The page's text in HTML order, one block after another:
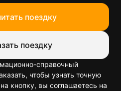
поездку
поездку
справочный
чтобы узнать точную
кнопку, вы соглашаетесь на